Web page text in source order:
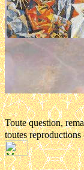
Toute question,
toutes